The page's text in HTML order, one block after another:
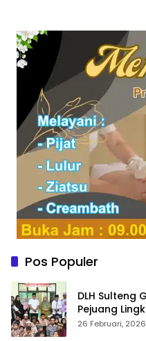
Pos Populer
DLH Sulteng
Pejuang
Kepedulian
26 Februari, 2026